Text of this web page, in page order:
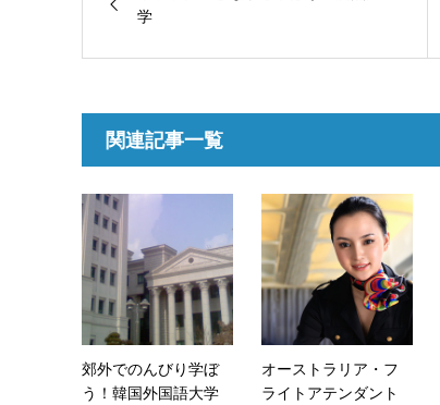
学
関連記事一覧
郊外でのんびり学ぼ
う！韓国外国語大学
オーストラリア・フ
ライトアテンダント